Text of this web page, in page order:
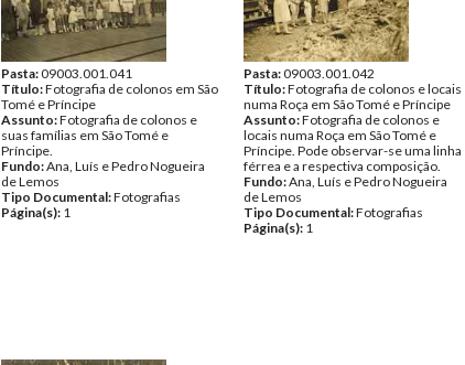
Pasta:09003.001.041
Título:Fotografia de colonos em São
Tomé e Príncipe
Assunto:Fotografia de colonos e
suas famílias em São Tomé e
Príncipe.
Fundo:Ana, Luís e Pedro Nogueira
de Lemos
Tipo Documental:Fotografias
Página(s): 1
Pasta:09003.001.042
Título:Fotografia de colonos e locais
numa Roça em São Tomé e Príncipe
Assunto:Fotografia de colonos e
locais numa Roça em São Tomé e
Príncipe. Pode observar-se uma linha
férrea e a respectiva composição.
Fundo:Ana, Luís e Pedro Nogueira
de Lemos
Tipo Documental:Fotografias
Página(s): 1